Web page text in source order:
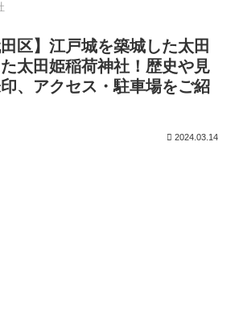
田区】江戸城を築城した太田
太田姫稲荷神社！歴史や見
、アクセス・駐車場をご紹
2024.03.14